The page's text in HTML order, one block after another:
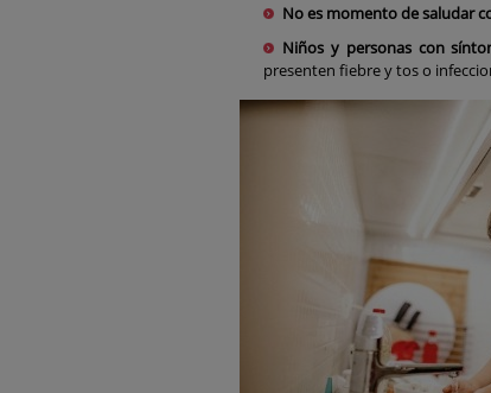
No es momento de saludar
Niños y personas con
presenten fiebre y tos o